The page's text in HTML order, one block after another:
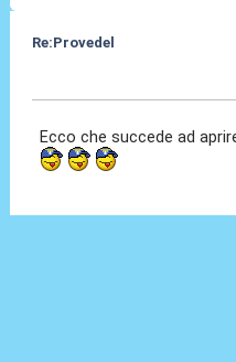
Re:Provedel
Ecco che succede ad